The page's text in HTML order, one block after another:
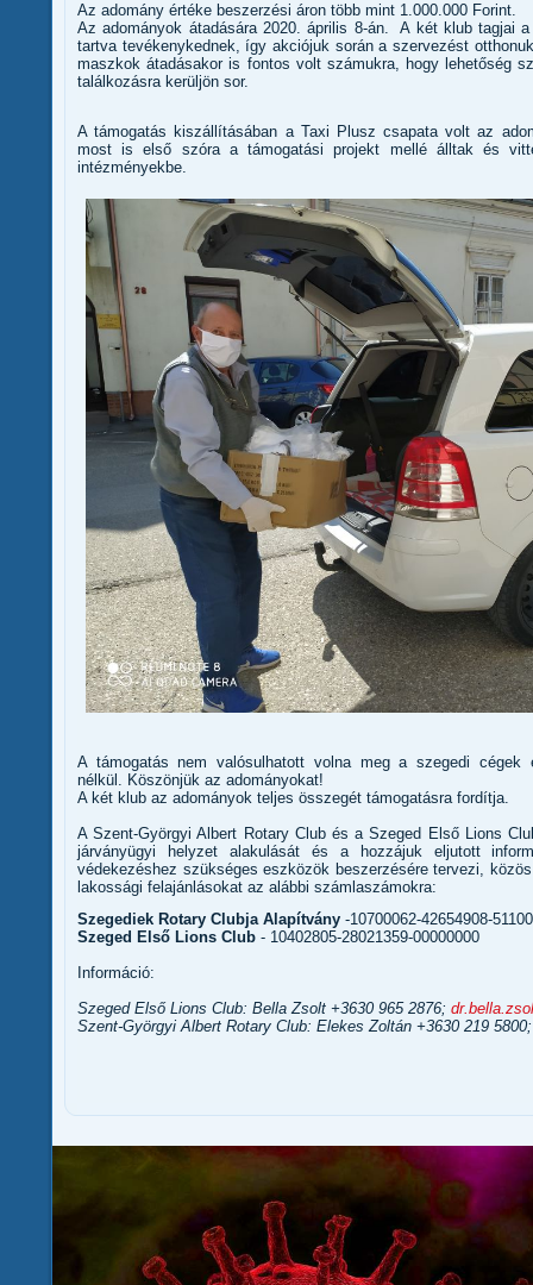
Az adomány értéke beszerzési áron több mint 1.000.000 Forint.
Az adományok átadására 2020. április 8-án. A két klub tagjai a
tartva tevékenykednek, így akciójuk során a szervezést
maszkok átadásakor is fontos volt számukra, hogy lehetőség
találkozásra kerüljön sor.
A támogatás kiszállításában a Taxi Plusz csapata volt az
most is első szóra a támogatási projekt mellé álltak és
intézményekbe.
A támogatás nem valósulhatott volna meg a szegedi cégek
nélkül. Köszönjük az adományokat!
A két klub az adományok teljes összegét támogatásra fordítja.
A Szent-Györgyi Albert Rotary Club és a Szeged Első Lions
járványügyi helyzet alakulását és a hozzájuk eljutott
védekezéshez szükséges eszközök beszerzésére tervezi,
lakossági felajánlásokat az alábbi számlaszámokra:
Szegediek Rotary Clubja Alapítvány -10700062-42654908-
Szeged Első Lions Club - 10402805-28021359-00000000
Információ:
Szeged Első Lions Club: Bella Zsolt +3630 965 2876;
Szent-Györgyi Albert Rotary Club: Elekes Zoltán +3630 219